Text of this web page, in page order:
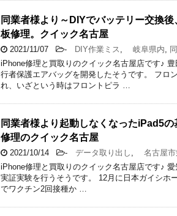
同業者様より～DIYでバッテリー交換
板修理。クイック名古屋
2021/11/07 - DIY作業ミス , 岐阜県内,
iPhone修理と買取りのクイック名古屋店です♪
行者保護エアバッグを開発したそうです。 フロ
れ、いざという時はフロントピラ …
同業者様より起動しなくなったiPad5
修理のクイック名古屋
2021/10/14 - データ取り出し , 名古屋市
iPhone修理と買取りのクイック名古屋店です♪
実証実験を行うそうです。 12月に日本ガイシホ
でワクチン2回接種か …